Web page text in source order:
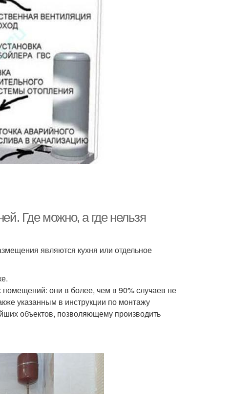
Где можно, а где нельзя
являются кухня или отдельное
они в более, чем в 90% случаев не
указанным в инструкции по монтажу
объектов, позволяющему производить